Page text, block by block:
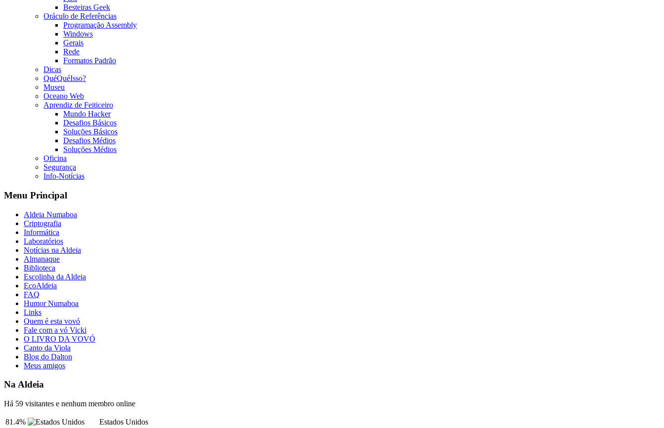
Besteiras Geek
Oráculo de Referências
Programação Assembly
Windows
Gerais
Rede
Formatos Padrão
Dicas
QuéQuéIsso?
Museu
Oceano Web
Aprendiz de Feiticeiro
Mundo Hacker
Desafios Básicos
Soluções Básicos
Desafios Médios
Soluções Médios
Oficina
Segurança
Info-Notícias
Menu Principal
Aldeia Numaboa
Criptografia
Informática
Laboratórios
Notícias na Aldeia
Almanaque
Biblioteca
Escolinha da Aldeia
EcoAldeia
FAQ
Humor Numaboa
Links
Quem é esta vovó
Fale com a vó Vicki
O LIVRO DA VOVÓ
Canto da Viola
Blog do Dalton
Meus amigos
Na Aldeia
Há 59 visitantes e nenhum membro online
81.4%
Estados Unidos